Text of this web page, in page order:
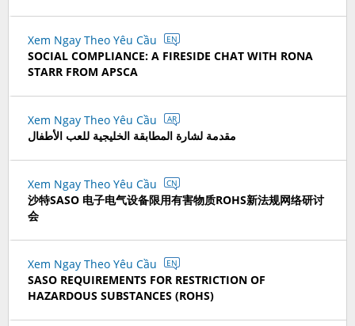
Xem Ngay Theo Yêu Cầu EN
SOCIAL COMPLIANCE: A FIRESIDE CHAT WITH RONA
STARR FROM APSCA
Xem Ngay Theo Yêu Cầu AR
مقدمة لشارة المطابقة الخليجية للعب الأطفال
Xem Ngay Theo Yêu Cầu CN
沙特SASO 电子电气设备限用有害物质ROHS新法规网络研讨
会
Xem Ngay Theo Yêu Cầu EN
SASO REQUIREMENTS FOR RESTRICTION OF
HAZARDOUS SUBSTANCES (ROHS)